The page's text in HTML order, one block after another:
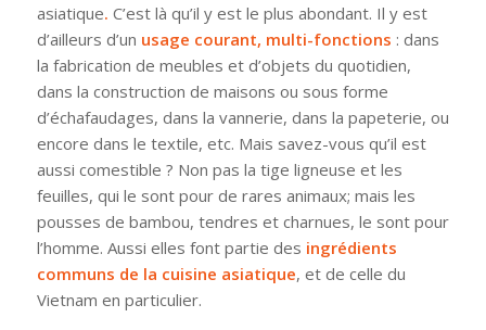
asiatique. C’est là qu’il y est le plus abondant. Il y est
d’ailleurs d’un usage courant, multi-fonctions : dans
la fabrication de meubles et d’objets du quotidien,
dans la construction de maisons ou sous forme
d’échafaudages, dans la vannerie, dans la papeterie, ou
encore dans le textile, etc. Mais savez-vous qu’il est
aussi comestible ? Non pas la tige ligneuse et les
feuilles, qui le sont pour de rares animaux; mais les
pousses de bambou, tendres et charnues, le sont pour
l’homme. Aussi elles font partie des ingrédients
communs de la cuisine asiatique, et de celle du
Vietnam en particulier.